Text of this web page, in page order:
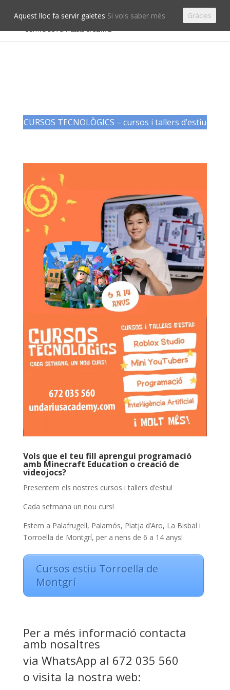
CURSOS TECNOLÒGICS – cursos i tallers d’estiu
Vols que el teu fill aprengui programació
amb Minecraft Education o creació de
videojocs?
Presentem els nostres cursos i tallers d’estiu!
Cada setmana un nou curs!
Estem a Palafrugell, Palamós, Platja d’Aro, La Bisbal i
Torroella de Montgrí, per a nens de 6 a 14 anys!
Cursos estiu Torroella de
Montgrí
Per a més informació contacta
amb nosaltres
via WhatsApp al 672 035 560
o visita la nostra web:
Aquest lloc fa servir galetes Si vols saber més Gràcies